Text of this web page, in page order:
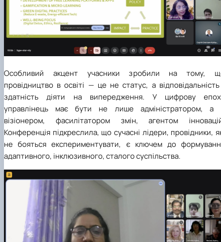
Особливий акцент учасники зробили на тому,
провідництво в освіті — це не статус, а відповідальність
здатність діяти на випередження. У цифрову
управлінець має бути не лише адміністратором, а
візіонером, фасилітатором змін, агентом
Конференція підкреслила, що сучасні лідери, провідники,
не бояться експериментувати, є ключем до
адаптивного, інклюзивного, сталого суспільства.